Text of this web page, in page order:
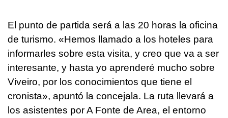
El punto de partida será a las 20 horas la oficina
de turismo. «Hemos llamado a los hoteles para
informarles sobre esta visita, y creo que va a ser
interesante, y hasta yo aprenderé mucho sobre
Viveiro, por los conocimientos que tiene el
cronista», apuntó la concejala. La ruta llevará a
los asistentes por A Fonte de Area, el entorno